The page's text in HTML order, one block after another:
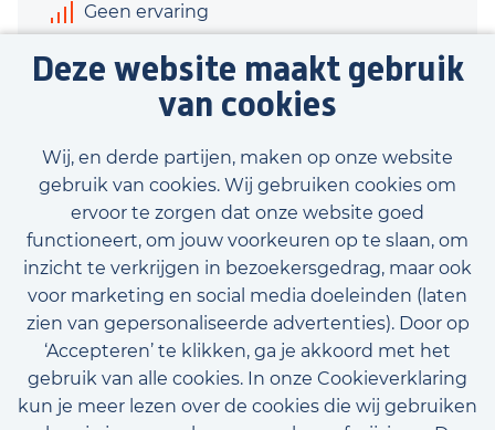
Deze website maakt gebruik
van cookies
Wij, en derde partijen, maken op onze website
gebruik van cookies. Wij gebruiken cookies om
ervoor te zorgen dat onze website goed
functioneert, om jouw voorkeuren op te slaan, om
inzicht te verkrijgen in bezoekersgedrag, maar ook
voor marketing en social media doeleinden (laten
zien van gepersonaliseerde advertenties). Door op
‘Accepteren’ te klikken, ga je akkoord met het
gebruik van alle cookies. In onze Cookieverklaring
kun je meer lezen over de cookies die wij gebruiken
Geen ervaring
€2.100 - €2.500
Bekijk vacature
Bekijk onze beschikbare vacatures